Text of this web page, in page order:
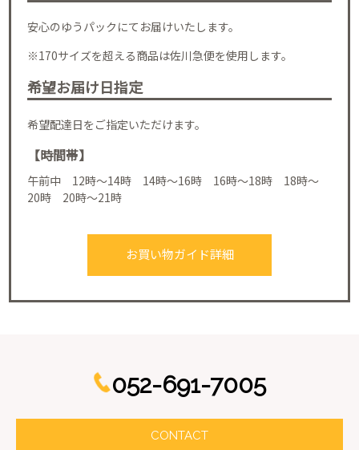
安心のゆうパックにてお届けいたします。
※170サイズを超える商品は佐川急便を使用します。
希望お届け日指定
希望配達日をご指定いただけます。
【時間帯】
午前中 12時～14時 14時～16時 16時～18時 18時～
20時 20時～21時
お買い物ガイド詳細
052-691-7005
CONTACT